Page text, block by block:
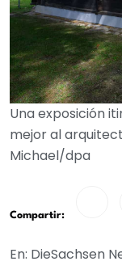
Una exposición
mejor al
Michael/dpa
Compartir:
En: DieSachsen